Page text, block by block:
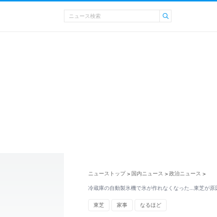
ニューストップ > 国内ニュース > 政治ニュース >
冷蔵庫の自動製氷機で氷が作れなくなった…東芝が原
東芝 家事 なるほど